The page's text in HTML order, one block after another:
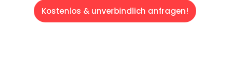
Kostenlos & unverbindlich anfragen!